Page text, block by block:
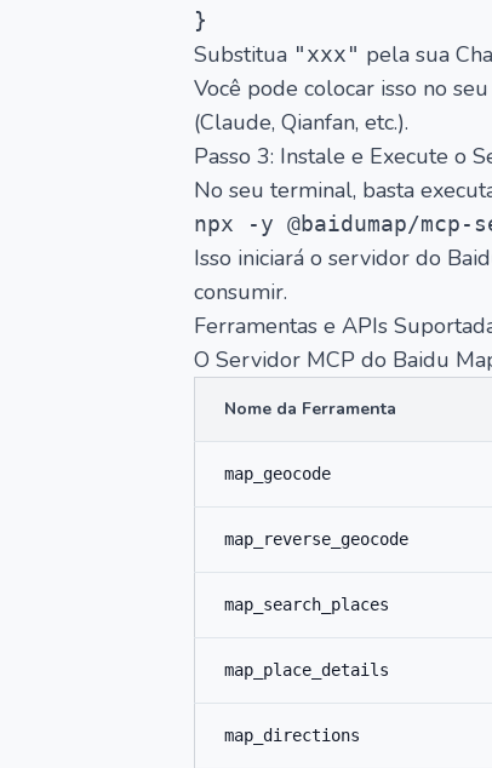
Substitua "xxx" pela sua
Você pode colocar isso no seu
(Claude, Qianfan, etc.).
Passo 3: Instale e Execute o
No seu terminal, basta
Isso iniciará o servidor do
consumir.
Ferramentas e APIs
O Servidor MCP do Baidu
Nome da Ferramenta
map_geocode
map_reverse_geocode
map_search_places
map_place_details
map_directions